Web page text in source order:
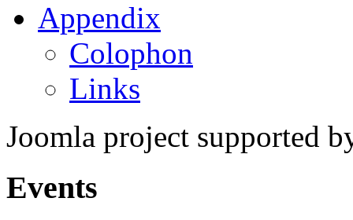
Appendix
Colophon
Links
Joomla project supported
Events